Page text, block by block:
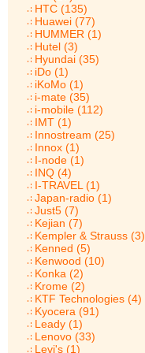
HTC (135)
Huawei (77)
HUMMER (1)
Hutel (3)
Hyundai (35)
iDo (1)
iKoMo (1)
i-mate (35)
i-mobile (112)
IMT (1)
Innostream (25)
Innox (1)
I-node (1)
INQ (4)
I-TRAVEL (1)
Japan-radio (1)
Just5 (7)
Kejian (7)
Kempler & Strauss (3)
Kenned (5)
Kenwood (10)
Konka (2)
Krome (2)
KTF Technologies (4)
Kyocera (91)
Leady (1)
Lenovo (33)
Levi's (1)